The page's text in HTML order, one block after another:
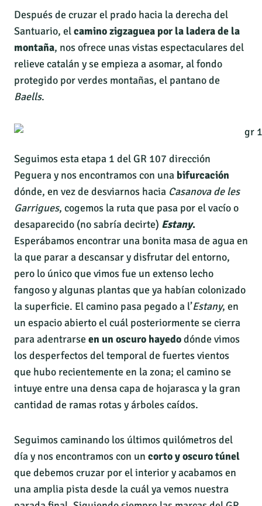
Después de cruzar el prado hacia la derecha del
Santuario, elcamino zigzaguea por la ladera de la
montaña, nos ofrece unas vistas espectaculares del
relieve catalán y se empieza a asomar, al fondo
protegido por verdes montañas, el pantano de
Baells.
Seguimos esta etapa 1 del GR 107 dirección
Peguera y nos encontramos con una bifurcación
dónde, en vez de desviarnos hacia Casanova de les
Garrigues, cogemos la ruta que pasa por el vacío o
desaparecido (no sabría decirte) Estany.
Esperábamos encontrar una bonita masa de agua en
la que parar a descansar y disfrutar del entorno,
pero lo único que vimos fue un extenso lecho
fangoso y algunas plantas que ya habían colonizado
la superficie. El camino pasa pegado a l’Estany, en
un espacio abierto el cuál posteriormente se cierra
para adentrarse en un oscuro hayedodónde vimos
los desperfectos del temporal de fuertes vientos
que hubo recientemente en la zona; el camino se
intuye entre una densa capa de hojarasca y la gran
cantidad de ramas rotas y árboles caídos.
Seguimos caminando los últimos quilómetros del
día y nos encontramos con un corto y oscuro túnel
que debemos cruzar por el interior y acabamos en
una amplia pista desde la cuál ya vemos nuestra